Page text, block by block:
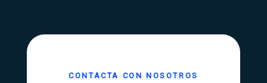
CONTACTA CON NOSOTROS